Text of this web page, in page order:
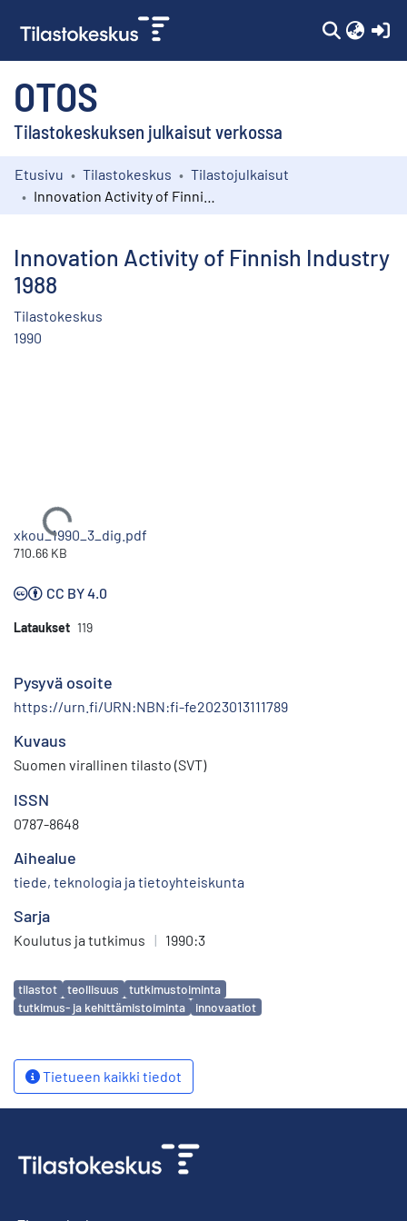
OTOS
Tilastokeskuksen julkaisut verkossa
Kokoelmat
Etusivu Tilastokeskus
Tilastojulkaisut
Innovation Activity of Finnish Industry
1988
Tilastokeskus
1990
Ladataan...
xkou_1990_3_dig.pdf
710.66 KB
CC BY 4.0
Lataukset 119
Pysyvä osoite
https://urn.fi/URN:NBN:fi-fe2023013111789
Kuvaus
Suomen virallinen tilasto (SVT)
ISSN
0787-8648
Aihealue
tiede, teknologia ja tietoyhteiskunta
Sarja
Koulutus ja tutkimus | 1990:3
Avainsanat
tilastot teollisuus
tutkimustoiminta
tutkimus- ja kehittämistoiminta
innovaatiot
Tietueen kaikki tiedot